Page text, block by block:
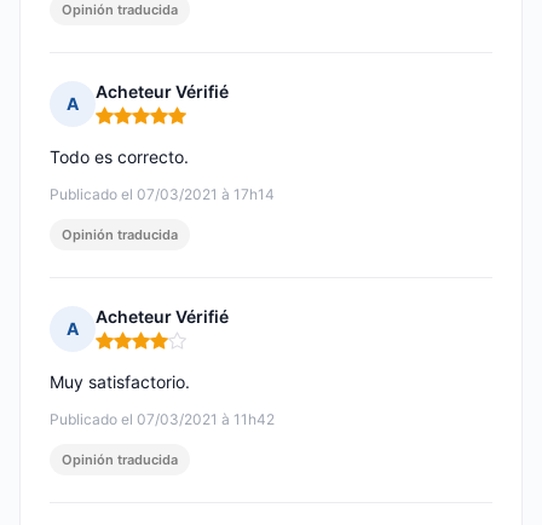
Opinión traducida
A
Acheteur Vérifié
Nota: 5 de 5
Publicado el 07/03/2021 à 17h14
Todo es correcto.
Opinión traducida
A
Acheteur Vérifié
Nota: 4 de 5
Publicado el 07/03/2021 à 11h42
Muy satisfactorio.
Opinión traducida